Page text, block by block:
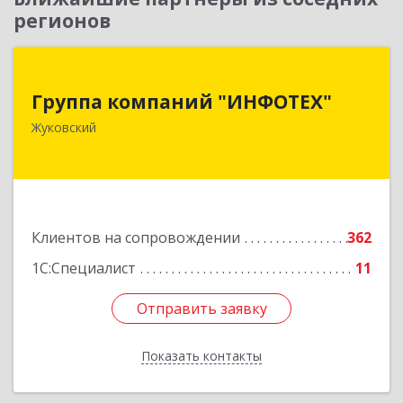
регионов
Группа компаний "ИНФОТЕХ"
Жуковский
Клиентов на сопровождении
362
1С:Специалист
11
Отправить заявку
Показать контакты
140180, Московская обл, Жуковский г, Чкалова
Подробнее
Отправить заявку
Назад